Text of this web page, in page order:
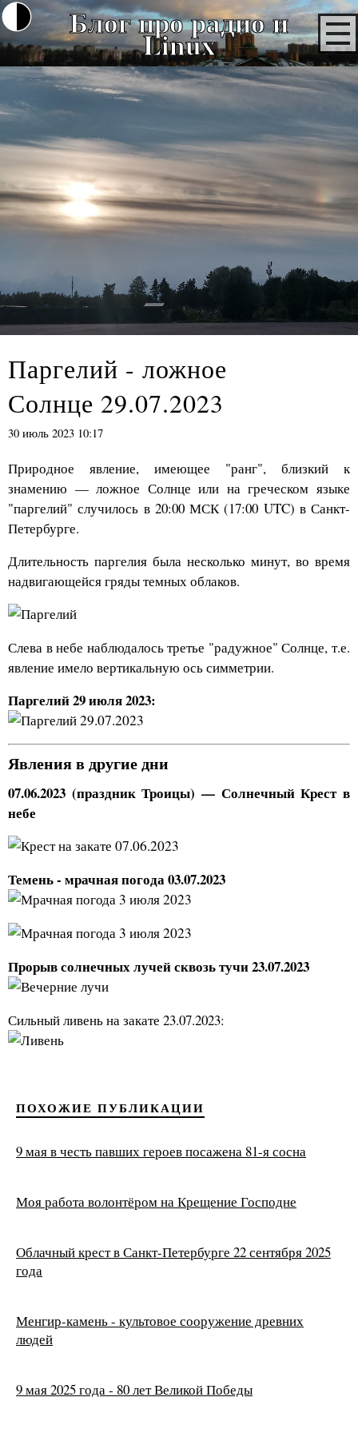
Блог про радио и
Linux
Паргелий - ложное
Солнце 29.07.2023
30 июль 2023 10:17
Природное явление, имеющее "ранг", близкий к
знамению — ложное Солнце или на греческом языке
"паргелий" случилось в 20:00 МСК (17:00 UTC) в Санкт-
Петербурге.
Длительность паргелия была несколько минут, во время
надвигающейся гряды темных облаков.
Слева в небе наблюдалось третье "радужное" Солнце, т.е.
явление имело вертикальную ось симметрии.
Паргелий 29 июля 2023:
Явления в другие дни
07.06.2023 (праздник Троицы) — Солнечный Крест в
небе
Темень - мрачная погода 03.07.2023
Прорыв солнечных лучей сквозь тучи 23.07.2023
Сильный ливень на закате 23.07.2023:
ПОХОЖИЕ ПУБЛИКАЦИИ
9 мая в честь павших героев посажена 81-я сосна
Моя работа волонтёром на Крещение Господне
Облачный крест в Санкт-Петербурге 22 сентября 2025
года
Менгир-камень - культовое сооружение древних
людей
9 мая 2025 года - 80 лет Великой Победы